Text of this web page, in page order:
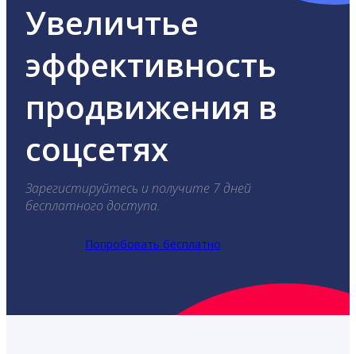
Увеличтье
эффективность
продвижения в
соцсетях
Зарегистируйтесь и получите 7 дней
бесплатного доступа.
Попробовать бесплатно